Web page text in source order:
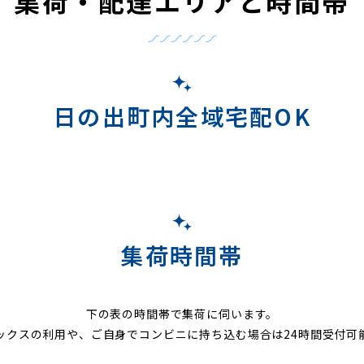
日の出町内全域宅配OK
集荷時間帯
下の表の時間帯で集荷に伺います。
クスの利用や、ご自身でコンビニに持ち込む場合は24時間受付可